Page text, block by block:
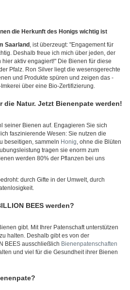
die Herkunft des Honigs wichtig ist
Saarland , ist überzeugt: "Engagement für
Deshalb freue ich mich über jeden, der
aktiv engagiert!" Die Bienen für diese
Pfalz. Ron Silver liegt die wesensgerechte
und Produkte spüren und zeigen das -
über eine Bio-Zertifizierung.
die Natur. Jetzt Bienenpate werden!
seiner Bienen auf. Engagieren Sie sich
faszinierende Wesen: Sie nutzen die
beseitigen, sammeln Honig, ohne die Blüten
tragen sie enorm zum
werden 80% der Pflanzen bei uns
durch Gifte in der Umwelt, durch
BEES werden?
gibt. Mit Ihrer Patenschaft unterstützen
halten. Deshalb gibt es von der
BEES ausschließlich Bienenpatenschaften
und viel für die Gesundheit ihrer Bienen